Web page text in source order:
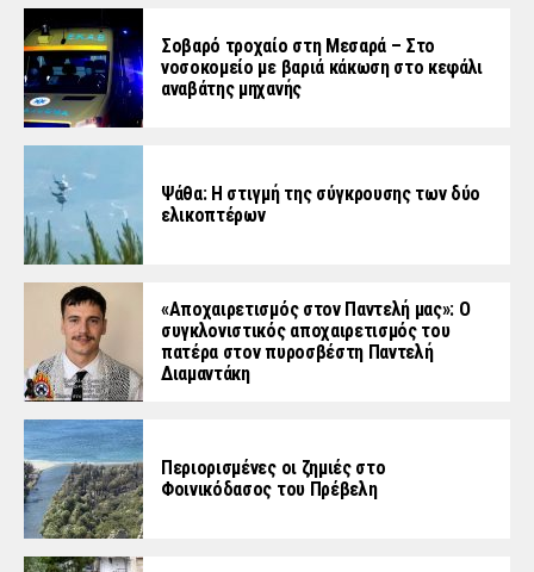
Σοβαρό τροχαίο στη Μεσαρά – Στο
νοσοκομείο με βαριά κάκωση στο κεφάλι
αναβάτης μηχανής
Ψάθα: Η στιγμή της σύγκρουσης των δύο
ελικοπτέρων
«Aποχαιρετισμός στον Παντελή μας»: Ο
συγκλονιστικός αποχαιρετισμός του
πατέρα στον πυροσβέστη Παντελή
Διαμαντάκη
Περιορισμένες οι ζημιές στο
Φοινικόδασος του Πρέβελη